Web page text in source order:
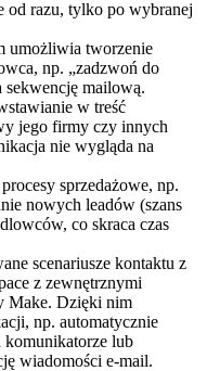
razu, tylko po wybranej
umożliwia tworzenie
np. „zadzwoń do
sekwencję mailową.
w treść
jego firmy czy innych
nie wygląda na
sprzedażowe, np.
nowych leadów (szans
co skraca czas
scenariusze kontaktu z
z zewnętrznymi
Make. Dzięki nim
np. automatycznie
komunikatorze lub
wiadomości e-mail.